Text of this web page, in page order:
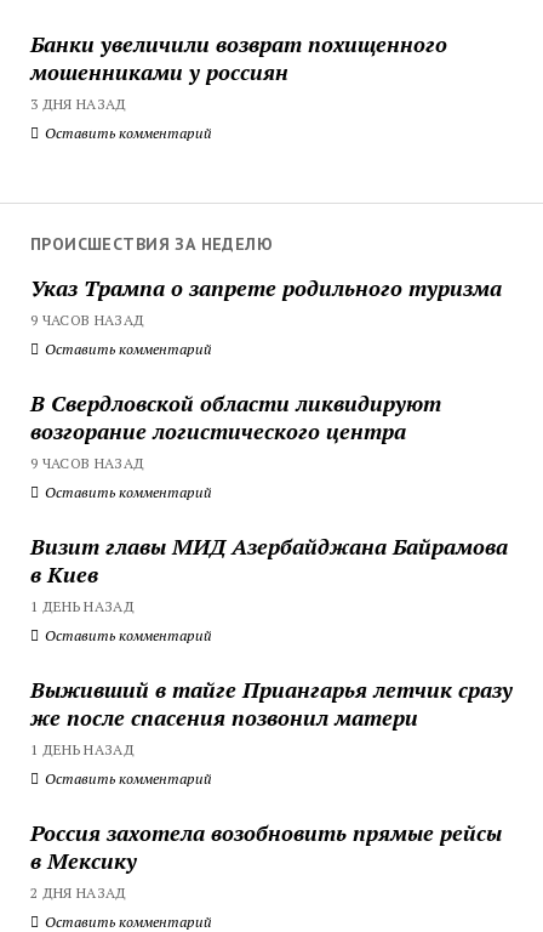
Банки увеличили возврат похищенного
мошенниками у россиян
3 ДНЯ НАЗАД
Оставить комментарий
ПРОИСШЕСТВИЯ ЗА НЕДЕЛЮ
Указ Трампа о запрете родильного туризма
9 ЧАСОВ НАЗАД
Оставить комментарий
В Свердловской области ликвидируют
возгорание логистического центра
9 ЧАСОВ НАЗАД
Оставить комментарий
Визит главы МИД Азербайджана Байрамова
в Киев
1 ДЕНЬ НАЗАД
Оставить комментарий
Выживший в тайге Приангарья летчик сразу
же после спасения позвонил матери
1 ДЕНЬ НАЗАД
Оставить комментарий
Россия захотела возобновить прямые рейсы
в Мексику
2 ДНЯ НАЗАД
Оставить комментарий